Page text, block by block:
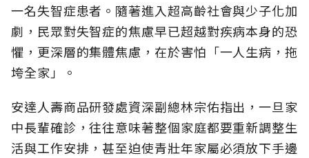
一名失智症患者。隨著進入超高齡社會與少子化加
劇，民眾對失智症的焦慮早已超越對疾病本身的恐
懼，更深層的集體焦慮，在於害怕「一人生病，拖
垮全家」。
安達人壽商品研發處資深副總林宗佑指出，一旦家
中長輩確診，往往意味著整個家庭都要重新調整生
活與工作安排，甚至迫使青壯年家屬必須放下手邊